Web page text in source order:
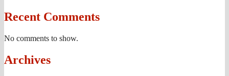
Recent Comments
No comments to show.
Archives